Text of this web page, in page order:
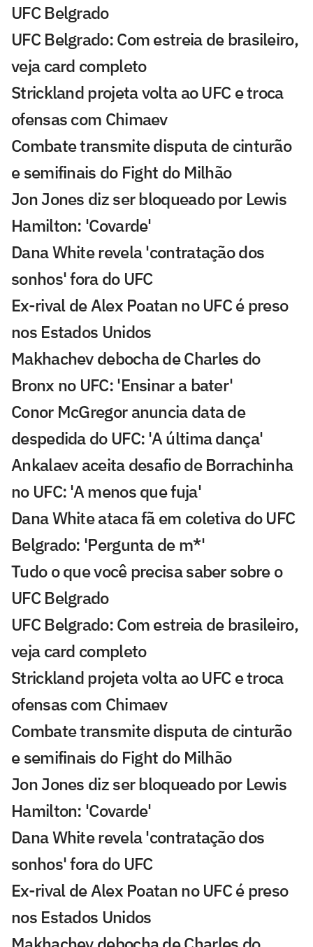
UFC Belgrado
UFC Belgrado: Com estreia de brasileiro,
veja card completo
Strickland projeta volta ao UFC e troca
ofensas com Chimaev
Combate transmite disputa de cinturão
e semifinais do Fight do Milhão
Jon Jones diz ser bloqueado por Lewis
Hamilton: 'Covarde'
Dana White revela 'contratação dos
sonhos' fora do UFC
Ex-rival de Alex Poatan no UFC é preso
nos Estados Unidos
Makhachev debocha de Charles do
Bronx no UFC: 'Ensinar a bater'
Conor McGregor anuncia data de
despedida do UFC: 'A última dança'
Ankalaev aceita desafio de Borrachinha
no UFC: 'A menos que fuja'
Dana White ataca fã em coletiva do UFC
Belgrado: 'Pergunta de m*'
Tudo o que você precisa saber sobre o
UFC Belgrado
UFC Belgrado: Com estreia de brasileiro,
veja card completo
Strickland projeta volta ao UFC e troca
ofensas com Chimaev
Combate transmite disputa de cinturão
e semifinais do Fight do Milhão
Jon Jones diz ser bloqueado por Lewis
Hamilton: 'Covarde'
Dana White revela 'contratação dos
sonhos' fora do UFC
Ex-rival de Alex Poatan no UFC é preso
nos Estados Unidos